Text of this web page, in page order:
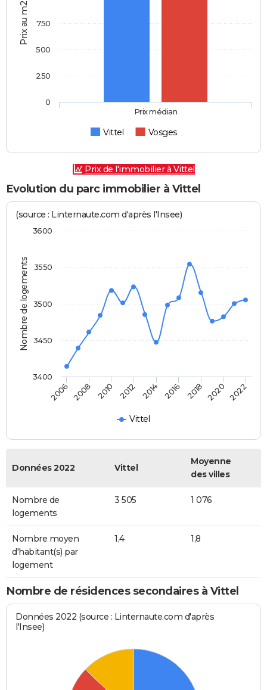
Prix au m2
Vittel Vosges
Prix médian
0
250
500
750
Prix de l'immobilier à Vittel
Evolution du parc immobilier à Vittel
Nombre de logements
(source : Linternaute.com d'après l'Insee)
Vittel
2006 2008 2010 2012 2014 2016 2018 2020 2022
3400
3450
3500
3550
3600
Données 2022 Vittel
Moyenne
des villes
Nombre de
logements
3 505 1 076
Nombre moyen
d'habitant(s) par
logement
1,4 1,8
Nombre de résidences secondaires à Vittel
Données 2022 (source : Linternaute.com d'après
l'Insee)